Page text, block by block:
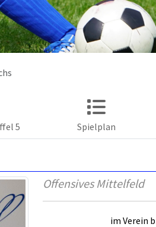
5 Spielplan
Offensives Mittelfeld
im Verein